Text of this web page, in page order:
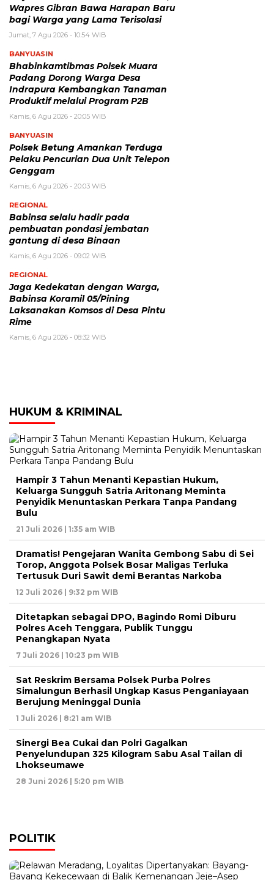
Wapres Gibran Bawa Harapan Baru
bagi Warga yang Lama Terisolasi
Jumat, 7 Agu 2026 - 10:54 WIB
BANYUASIN
Bhabinkamtibmas Polsek Muara
Padang Dorong Warga Desa
Indrapura Kembangkan Tanaman
Produktif melalui Program P2B
Kamis, 6 Agu 2026 - 20:05 WIB
BANYUASIN
Polsek Betung Amankan Terduga
Pelaku Pencurian Dua Unit Telepon
Genggam
Kamis, 6 Agu 2026 - 20:03 WIB
REGIONAL
Babinsa selalu hadir pada
pembuatan pondasi jembatan
gantung di desa Binaan
Kamis, 6 Agu 2026 - 09:02 WIB
REGIONAL
Jaga Kedekatan dengan Warga,
Babinsa Koramil 05/Pining
Laksanakan Komsos di Desa Pintu
Rime
Kamis, 6 Agu 2026 - 08:32 WIB
HUKUM & KRIMINAL
Hampir 3 Tahun Menanti Kepastian Hukum,
Keluarga Sungguh Satria Aritonang Meminta
Penyidik Menuntaskan Perkara Tanpa Pandang
Bulu
21 Juli 2026 | 1:35 am WIB
Dramatis! Pengejaran Wanita Gembong Sabu di Sei
Torop, Anggota Polsek Bosar Maligas Terluka
Tertusuk Duri Sawit demi Berantas Narkoba
12 Juli 2026 | 9:32 pm WIB
Ditetapkan sebagai DPO, Bagindo Romi Diburu
Polres Aceh Tenggara, Publik Tunggu
Penangkapan Nyata
7 Juli 2026 | 10:23 pm WIB
Sat Reskrim Bersama Polsek Purba Polres
Simalungun Berhasil Ungkap Kasus Penganiayaan
Berujung Meninggal Dunia
1 Juli 2026 | 8:21 am WIB
Sinergi Bea Cukai dan Polri Gagalkan
Penyelundupan 325 Kilogram Sabu Asal Tailan di
Lhokseumawe
28 Juni 2026 | 5:20 pm WIB
POLITIK